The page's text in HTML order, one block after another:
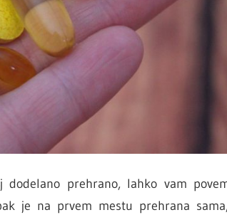
prehrano, lahko vam
je na prvem mestu prehrana